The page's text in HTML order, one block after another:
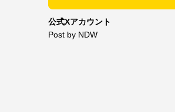
公式Xアカウント
Post by NDW